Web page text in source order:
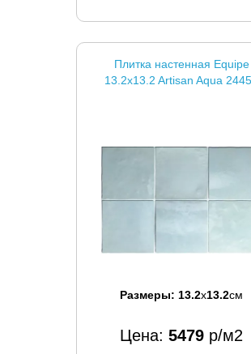
Плитка настенная Equipe
13.2x13.2 Artisan Aqua
Размеры: 13.2x13.2см
Цена: 5479 р/м2